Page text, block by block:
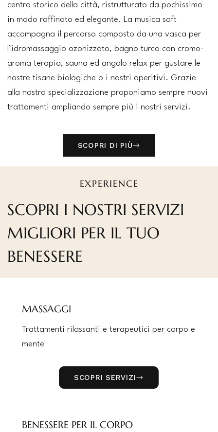
centro storico della città, ristrutturato da pochissimo
in modo raffinato ed elegante. La musica soft
accompagna il percorso composto da una vasca per
l’idromassaggio ozonizzato, bagno turco con cromo-
aroma terapia, sauna ed angolo relax per gustare le
nostre tisane biologiche o i nostri aperitivi. Grazie
alla nostra specializzazione proponiamo sempre nuovi
trattamenti ampliando sempre più i nostri servizi.
SCOPRI DI PIÙ
EXPERIENCE
SCOPRI I NOSTRI SERVIZI
MIGLIORI PER IL TUO
BENESSERE
MASSAGGI
Trattamenti rilassanti e terapeutici per corpo e
mente
SCOPRI SERVIZI
BENESSERE PER IL CORPO